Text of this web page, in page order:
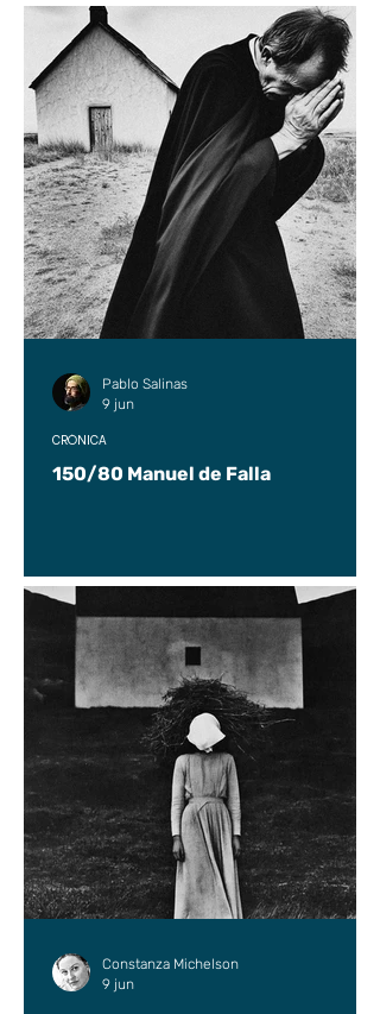
150/80 Manuel de Falla
CRÓNICA
Pablo Salinas
9 jun
Constanza Michelson
9 jun